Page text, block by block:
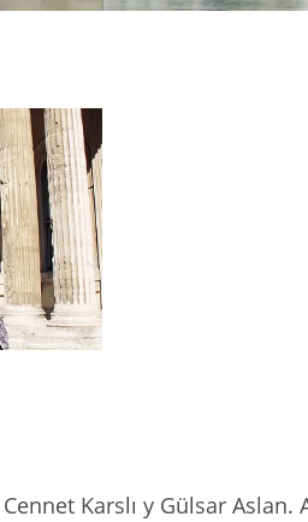
Karslı y Gülsar Aslan.